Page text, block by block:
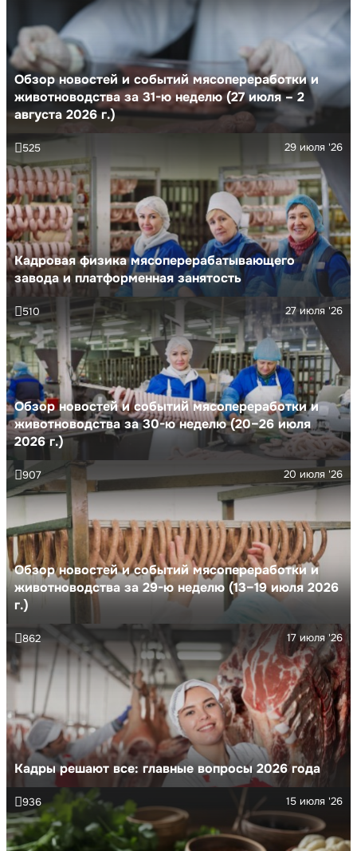
Обзор новостей и событий мясопереработки и
животноводства за 31-ю неделю (27 июля – 2
августа 2026 г.)
Кадровая физика мясоперерабатывающего
завода и платформенная занятость
29 июля '26
525
Обзор новостей и событий мясопереработки и
животноводства за 30-ю неделю (20–26 июля
2026 г.)
27 июля '26
510
Обзор новостей и событий мясопереработки и
животноводства за 29-ю неделю (13–19 июля 2026
г.)
20 июля '26
907
Кадры решают все: главные вопросы 2026 года
17 июля '26
862
15 июля '26
936